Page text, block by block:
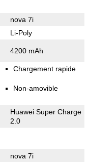
nova 7i
Li-Poly
4200 mAh
Chargement rapide
Non-amovible
Huawei Super Charge
2.0
nova 7i